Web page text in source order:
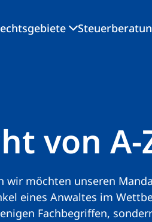
von A-
wir möchten unseren
eines Anwaltes im
Fachbegriffen,